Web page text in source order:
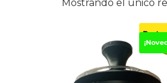
Mostrando el único
-